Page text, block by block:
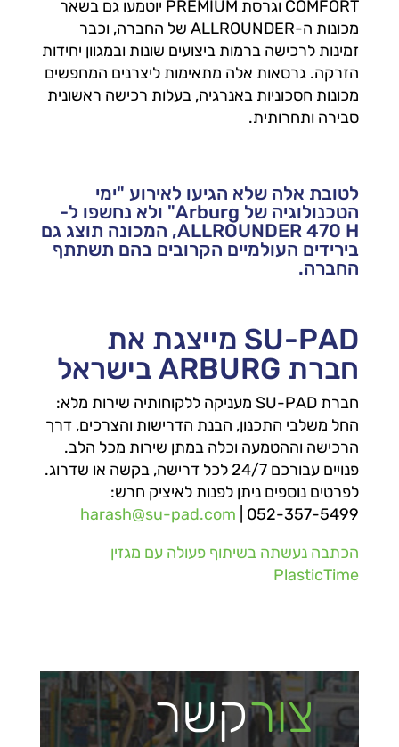
COMFORT וגרסת PREMIUM יוטמעו גם בשאר
מכונות ה-ALLROUNDER של החברה, וכבר
זמינות לרכישה ברמות ביצועים שונות ובמגוון יחידות
הזרקה. גרסאות אלה מתאימות ליצרנים המחפשים
מכונות חסכוניות באנרגיה, בעלות רכישה ראשונית
סבירה ותחרותית.
לטובת אלה שלא הגיעו לאירוע "ימי
הטכנולוגיה של Arburg" ולא נחשפו ל-
ALLROUNDER 470 H, המכונה תוצג גם
בירידים העולמיים הקרובים בהם תשתתף
החברה.
SU-PAD מייצגת את
חברת ARBURG בישראל
חברת SU-PAD מעניקה ללקוחותיה שירות מלא:
החל משלבי התכנון, הבנת הדרישות והצרכים, דרך
הרכישה וההטמעה וכלה במתן שירות מכל הלב.
פנויים עבורכם 24/7 לכל דרישה, בקשה או שדרוג.
לפרטים נוספים ניתן לפנות לאיציק חרש:
harash@su-pad.com | 052-357-5499
הכתבה נעשתה בשיתוף פעולה עם מגזין
PlasticTime
צורקשר